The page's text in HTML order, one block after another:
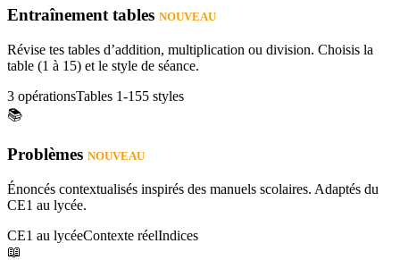
Entraînement tables NOUVEAU
Révise tes tables d’addition, multiplication ou division. Choisis la
table (1 à 15) et le style de séance.
3 opérationsTables 1-155 styles
📚
Problèmes NOUVEAU
Énoncés contextualisés inspirés des manuels scolaires. Adaptés du
CE1 au lycée.
CE1 au lycéeContexte réelIndices
📖